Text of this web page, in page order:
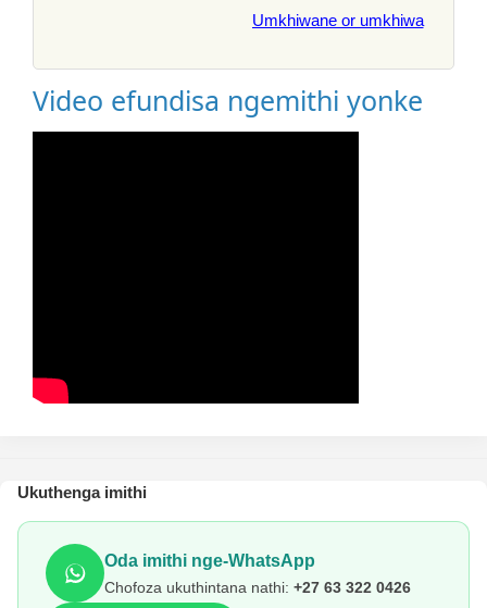
Umkhiwane or umkhiwa
Video efundisa ngemithi yonke
Ukuthenga imithi
Oda imithi nge-WhatsApp
Chofoza ukuthintana nathi: +27 63 322 0426